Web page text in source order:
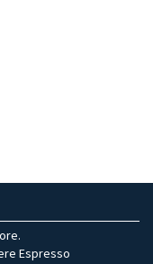
Espresso